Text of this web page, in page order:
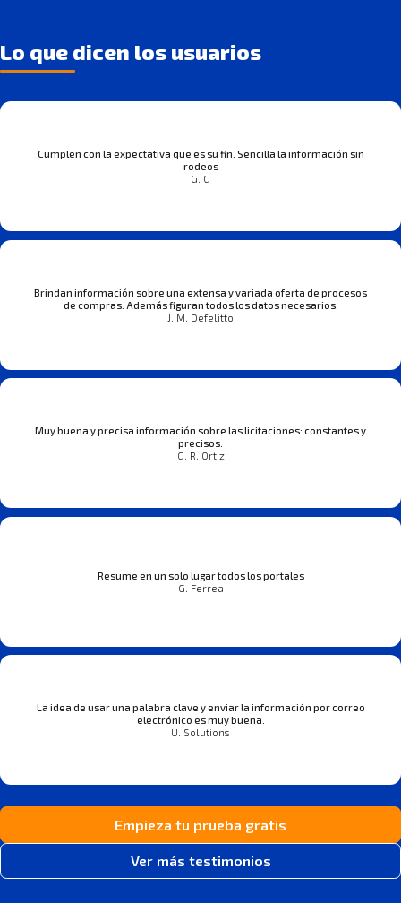
Lo que dicen los usuarios
Cumplen con la expectativa que es su fin. Sencilla la información sin
rodeos
G. G
Brindan información sobre una extensa y variada oferta de procesos
de compras. Además figuran todos los datos necesarios.
J. M. Defelitto
Muy buena y precisa información sobre las licitaciones: constantes y
precisos.
G. R. Ortiz
Resume en un solo lugar todos los portales
G. Ferrea
La idea de usar una palabra clave y enviar la información por correo
electrónico es muy buena.
U. Solutions
Empieza tu prueba gratis
Ver más testimonios